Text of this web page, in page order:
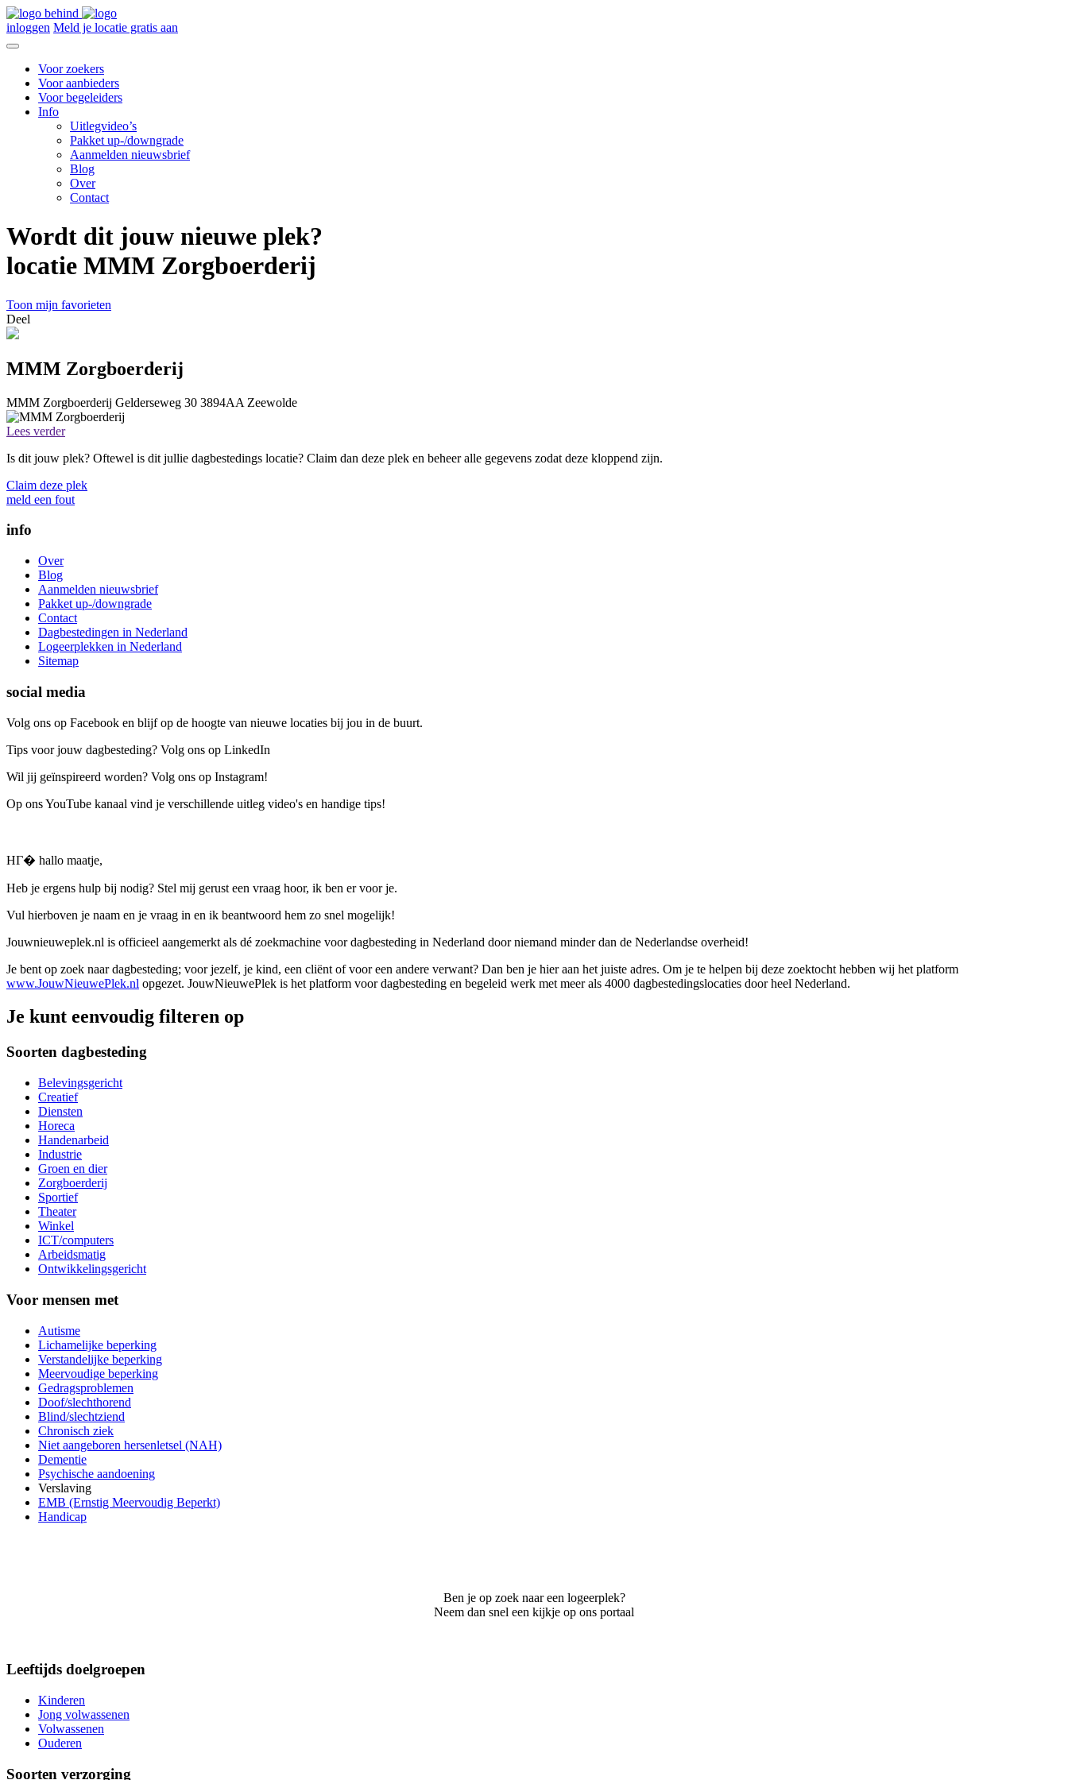
inloggen Meld je locatie gratis aan
Voor zoekers
Voor aanbieders
Voor begeleiders
Info
Uitlegvideo’s
Pakket up-/downgrade
Aanmelden nieuwsbrief
Blog
Over
Contact
Wordt dit jouw nieuwe plek?
locatie MMM Zorgboerderij
Toon mijn favorieten
Deel
MMM Zorgboerderij
MMM Zorgboerderij Gelderseweg 30 3894AA Zeewolde
Lees verder
Is dit jouw plek? Oftewel is dit jullie dagbestedings locatie? Claim dan deze plek en beheer alle gegevens zodat deze kloppend zijn.
Claim deze plek
meld een fout
info
Over
Blog
Aanmelden nieuwsbrief
Pakket up-/downgrade
Contact
Dagbestedingen in Nederland
Logeerplekken in Nederland
Sitemap
social media
Volg ons op Facebook en blijf op de hoogte van nieuwe locaties bij jou in de buurt.
Tips voor jouw dagbesteding? Volg ons op LinkedIn
Wil jij geïnspireerd worden? Volg ons op Instagram!
Op ons YouTube kanaal vind je verschillende uitleg video's en handige tips!
HГ� hallo maatje,
Heb je ergens hulp bij nodig? Stel mij gerust een vraag hoor, ik ben er voor je.
Vul hierboven je naam en je vraag in en ik beantwoord hem zo snel mogelijk!
Jouwnieuweplek.nl is officieel aangemerkt als dé zoekmachine voor dagbesteding in Nederland door niemand minder dan de Nederlandse overheid!
Je bent op zoek naar dagbesteding; voor jezelf, je kind, een cliënt of voor een andere verwant? Dan ben je hier aan het juiste adres. Om je te helpen bij deze zoektocht hebben wij het platform
www.JouwNieuwePlek.nl opgezet. JouwNieuwePlek is het platform voor dagbesteding en begeleid werk met meer als 4000 dagbestedingslocaties door heel Nederland.
Je kunt eenvoudig filteren op
Soorten dagbesteding
Belevingsgericht
Creatief
Diensten
Horeca
Handenarbeid
Industrie
Groen en dier
Zorgboerderij
Sportief
Theater
Winkel
ICT/computers
Arbeidsmatig
Ontwikkelingsgericht
Voor mensen met
Autisme
Lichamelijke beperking
Verstandelijke beperking
Meervoudige beperking
Gedragsproblemen
Doof/slechthorend
Blind/slechtziend
Chronisch ziek
Niet aangeboren hersenletsel (NAH)
Dementie
Psychische aandoening
Verslaving
EMB (Ernstig Meervoudig Beperkt)
Handicap
Ben je op zoek naar een logeerplek?
Neem dan snel een kijkje op ons portaal
Leeftijds doelgroepen
Kinderen
Jong volwassenen
Volwassenen
Ouderen
Soorten verzorging